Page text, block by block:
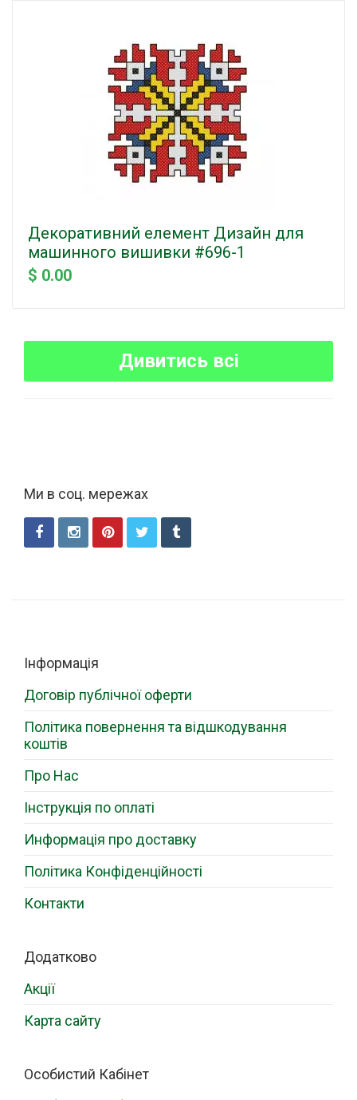
Декоративний елемент Дизайн для
машинного вишивки #696-1
$ 0.00
Дивитись всі
Ми в соц. мережах
Інформація
Договір публічної оферти
Політика повернення та відшкодування
коштів
Про Нас
Інструкція по оплаті
Информація про доставку
Політика Конфіденційності
Контакти
Додатково
Акції
Карта сайту
Особистий Кабінет